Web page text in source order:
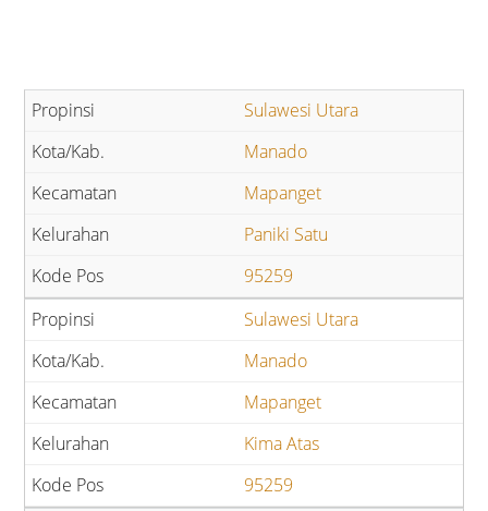
Sulawesi Utara
Manado
Mapanget
Paniki Satu
95259
Sulawesi Utara
Manado
Mapanget
Kima Atas
95259